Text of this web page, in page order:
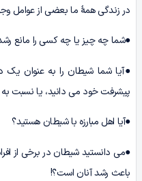
در زندگی همۀ ما بعضی از عوامل
●شما چه چیز یا چه کسی را مانع
●آیا شما شیطان را به عنوان
پیشرفت خود می دانید، یا نسبت
●آیا اهل مبارزه با شیطان هستید؟
●می دانستید شیطان در برخی از
باعث رشد آنان است؟!